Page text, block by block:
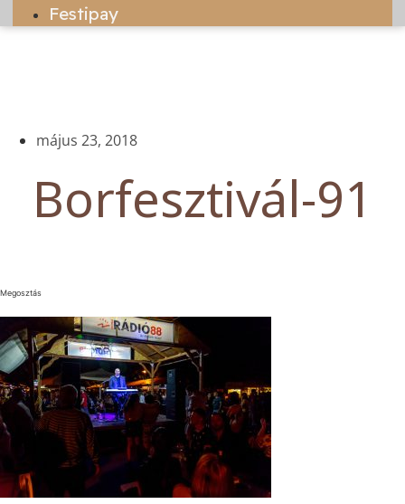
Festipay
május 23, 2018
Borfesztivál-91
Megosztás